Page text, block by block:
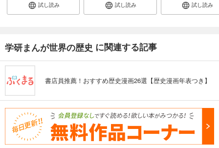
試し読み 試し読み 試し読み
学研まんが世界の歴史 に関連する記事
書店員推薦！おすすめ歴史漫画26選【歴史漫画年表つき】